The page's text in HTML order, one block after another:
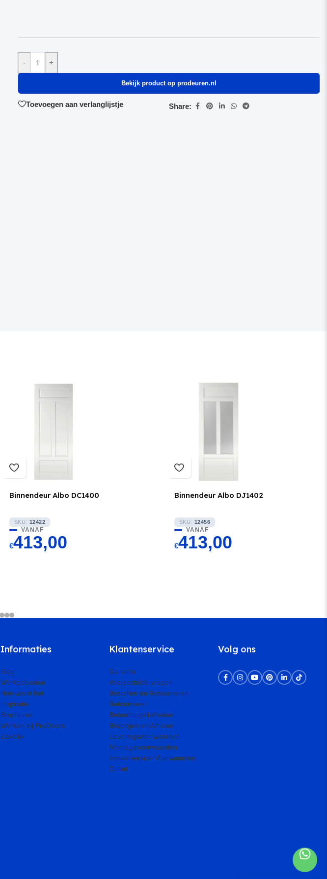
- +
Bekijk product op prodeuren.nl
Toevoegen aan verlanglijstje Share:
Binnendeur Albo DC1400
SKU: 12422
VANAF
€413,00
Binnendeur Albo DJ1402
SKU: 12456
VANAF
€413,00
Informaties
Blog
Werkgebieden
Hoe werkt het
Inspiratie
Brochures
Werken bij ProDoors
Zakelijk
Klantenservice
Garantie
Veelgestelde vragen
Bestellen en Retourneren
Retourneren
Betaalmogelijkheden
Bezorgen en Afhalen
Leveringsvoorwaarden
Montagevoorwaarden
Inmeetservice Voorwaarden
Outlet
Volg ons